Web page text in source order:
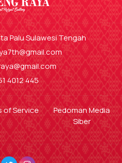
Palu Sulawesi Tengah
4012 445
of Service
Pedoman Media
Siber